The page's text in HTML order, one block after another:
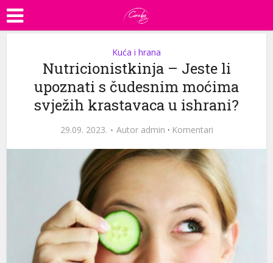
Kuća i hrana
Nutricionistkinja – Jeste li
upoznati s čudesnim moćima
svježih krastavaca u ishrani?
29.09. 2023. Autor admin · Komentari